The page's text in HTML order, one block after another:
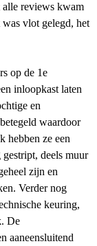
alle reviews kwam
was vlot gelegd, het
op de 1e
inloopkast laten
en
waardoor
hebben ze een
deels muur
zijn en
Verder nog
keuring,
De
aaneensluitend